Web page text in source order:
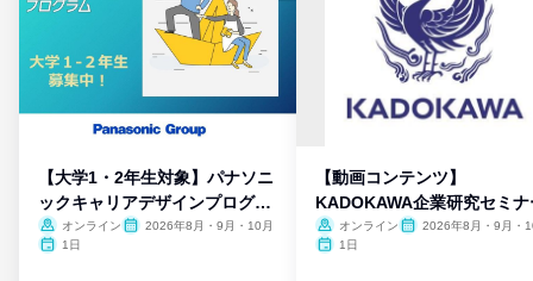
【大学1・2年生対象】パナソニ
ックキャリアデザインプログラ
ム
オンライン
2026年8月・9月・10月
1日
【動画コンテンツ】
KADOKAWA企業研究セミナ
オンライン
2026年8月・9月・
1日